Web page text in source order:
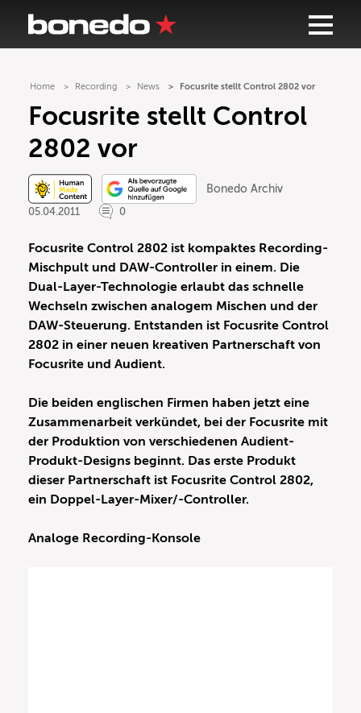
Home Recording News Focusrite stellt Control 2802 vor
Focusrite stellt Control
2802 vor
Bonedo Archiv
05.04.2011
0
Focusrite Control 2802 ist kompaktes Recording-
Mischpult und DAW-Controller in einem. Die
Dual-Layer-Technologie erlaubt das schnelle
Wechseln zwischen analogem Mischen und der
DAW-Steuerung. Entstanden ist Focusrite Control
2802 in einer neuen kreativen Partnerschaft von
Focusrite und Audient.
Die beiden englischen Firmen haben jetzt eine
Zusammenarbeit verkündet, bei der Focusrite mit
der Produktion von verschiedenen Audient-
Produkt-Designs beginnt. Das erste Produkt
dieser Partnerschaft ist Focusrite Control 2802,
ein Doppel-Layer-Mixer/-Controller.
Analoge Recording-Konsole